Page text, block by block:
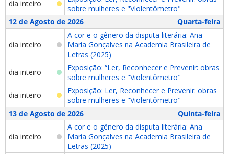
dia inteiro
sobre mulheres e "Violentômetro"
12 de Agosto de 2026
Quarta-feira
dia inteiro
A cor e o gênero da disputa literária: Ana
Maria Gonçalves na Academia Brasileira de
Letras (2025)
dia inteiro
Exposição: “Ler, Reconhecer e Prevenir: obras
sobre mulheres e "Violentômetro"
dia inteiro
Exposição: Ler, Reconhecer e Prevenir: obras
sobre mulheres e "Violentômetro"
13 de Agosto de 2026
Quinta-feira
dia inteiro
A cor e o gênero da disputa literária: Ana
Maria Gonçalves na Academia Brasileira de
Letras (2025)